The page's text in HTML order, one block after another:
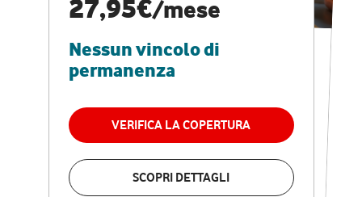
27,95€/mese
Nessun vincolo di
permanenza
VERIFICA LA COPERTURA
SCOPRI DETTAGLI
RETE FISSA + VODAFONE CLUB
29,95€
permanenza
VERIFICA LA COPERTURA